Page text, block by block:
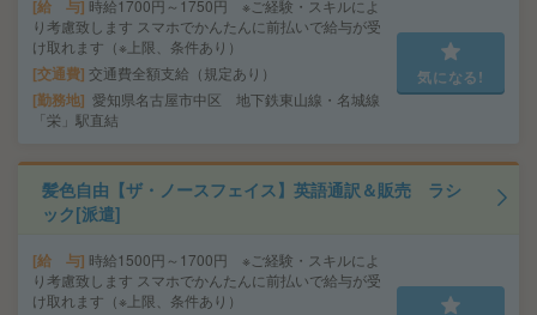
給 与 時給1700円～1750円 ※ご経験・スキルによ
り考慮致します スマホでかんたんに前払いで給与が受
け取れます（※上限、条件あり）
交通費 交通費全額支給（規定あり）
勤務地 愛知県名古屋市中区 地下鉄東山線・名城線
「栄」駅直結
気になる!
髪色自由【ザ・ノースフェイス】英語通訳＆販売 ラシ
ック[派遣]
給 与 時給1500円～1700円 ※ご経験・スキルによ
り考慮致します スマホでかんたんに前払いで給与が受
け取れます（※上限、条件あり）